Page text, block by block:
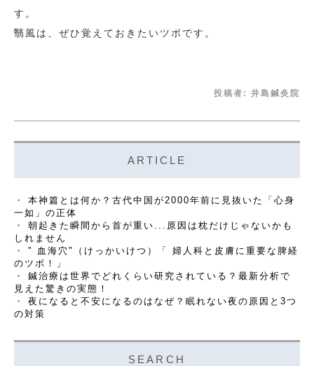
す。
翳風は、ぜひ覚えておきたいツボです。
投稿者: 井島鍼灸院
ARTICLE
本神篇とは何か？古代中国が2000年前に見抜いた「心身
一如」の正体
朝起きた瞬間から首が重い...原因は枕だけじゃないかも
しれません
" 血海穴"（けっかいけつ）「 婦人科と皮膚に重要な脾経
のツボ！」
鍼治療は世界でどれくらい研究されている？最新分析で
見えた驚きの実態！
夜になると不安になるのはなぜ？眠れない夜の原因と3つ
の対策
SEARCH